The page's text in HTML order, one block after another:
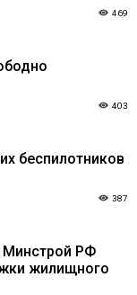
469
403
беспилотников
387
Минстрой РФ
жилищного